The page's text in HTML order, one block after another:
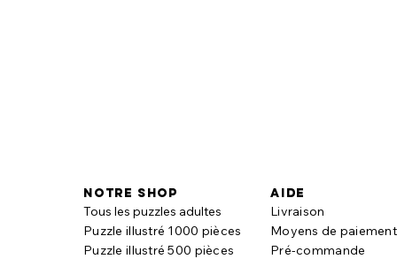
Notre shop
Tous les puzzles adultes
Puzzle illustré 1000 pièces
Puzzle illustré 500 pièces
aide
Livraison
Moyens de paiement
Pré-commande